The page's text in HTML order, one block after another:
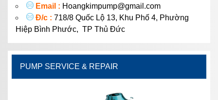
Email : Hoangkimpump@gmail.com
Đ/c : 718/8 Quốc Lộ 13, Khu Phố 4, Phường
Hiệp Bình Phước, TP Thủ Đức
PUMP SERVICE & REPAIR